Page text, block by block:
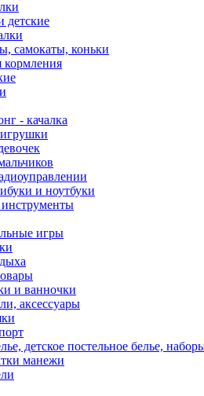
детские
самокаты, коньки
кормления
- качалка
и ноутбуки
игры
и ванночки
аксессуары
детское постельное белье,
манежи